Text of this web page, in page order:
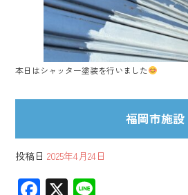
本日はシャッター塗装を行いました
福岡市施設
投稿日 2025年4月24日